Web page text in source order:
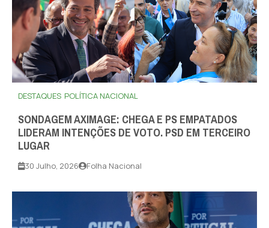
DESTAQUES POLÍTICA NACIONAL
SONDAGEM AXIMAGE: CHEGA E PS EMPATADOS
LIDERAM INTENÇÕES DE VOTO. PSD EM TERCEIRO
LUGAR
30 Julho, 2026 Folha Nacional